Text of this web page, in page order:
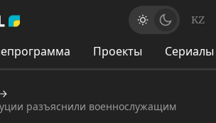
KZ
Проекты Сериалы
разъяснили военнослужащим